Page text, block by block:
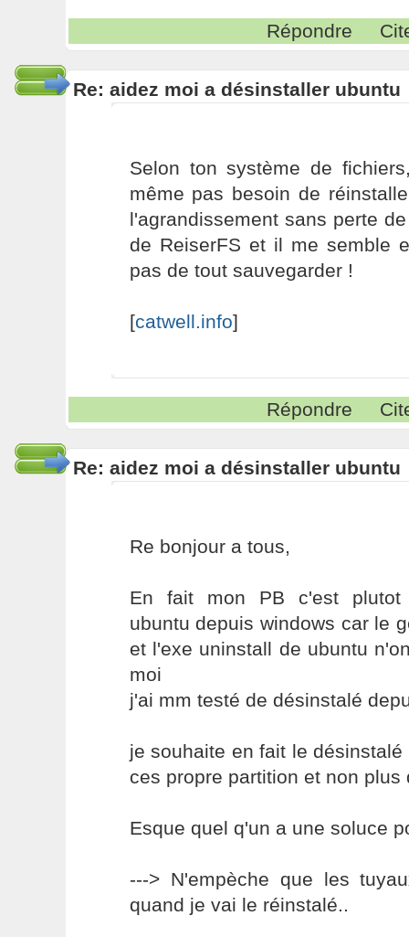
Répondre
Re: aidez moi a désinstaller ubuntu
Selon ton système de
même pas besoin de
l'agrandissement sans perte
de ReiserFS et il me semble
pas de tout sauvegarder !
[catwell.info]
Répondre
Re: aidez moi a désinstaller ubuntu
Re bonjour a tous,
En fait mon PB c'est plutot
ubuntu depuis windows car le
et l'exe uninstall de ubuntu
moi
j'ai mm testé de désinstalé
je souhaite en fait le
ces propre partition et non plus
Esque quel q'un a une soluce
---> N'empèche que les
quand je vai le réinstalé..